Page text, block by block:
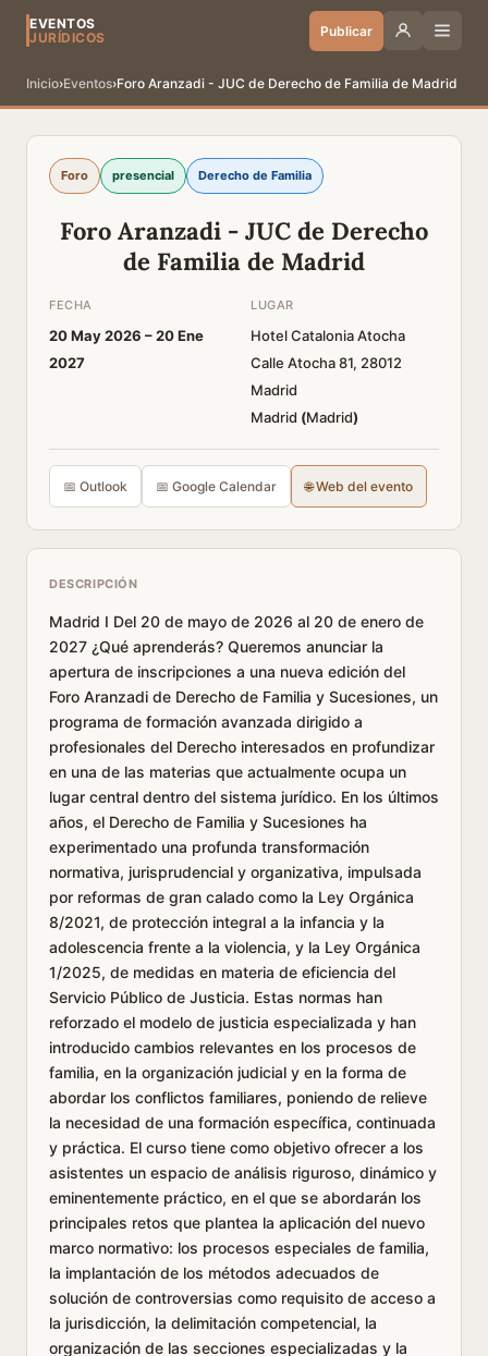
EVENTOS
JURÍDICOS
Publicar
Inicio›Eventos›Foro Aranzadi - JUC de Derecho de Familia de Madrid
Foro presencial Derecho de Familia
Foro Aranzadi - JUC de Derecho
de Familia de Madrid
FECHA
20 May 2026 –20 Ene
2027
LUGAR
Hotel Catalonia Atocha
Calle Atocha 81, 28012
Madrid
Madrid (Madrid)
📅 Outlook 📅 Google Calendar 🌐 Web del evento
DESCRIPCIÓN
Madrid I Del 20 de mayo de 2026 al 20 de enero de
2027 ¿Qué aprenderás? Queremos anunciar la
apertura de inscripciones a una nueva edición del
Foro Aranzadi de Derecho de Familia y Sucesiones, un
programa de formación avanzada dirigido a
profesionales del Derecho interesados en profundizar
en una de las materias que actualmente ocupa un
lugar central dentro del sistema jurídico. En los últimos
años, el Derecho de Familia y Sucesiones ha
experimentado una profunda transformación
normativa, jurisprudencial y organizativa, impulsada
por reformas de gran calado como la Ley Orgánica
8/2021, de protección integral a la infancia y la
adolescencia frente a la violencia, y la Ley Orgánica
1/2025, de medidas en materia de eficiencia del
Servicio Público de Justicia. Estas normas han
reforzado el modelo de justicia especializada y han
introducido cambios relevantes en los procesos de
familia, en la organización judicial y en la forma de
abordar los conflictos familiares, poniendo de relieve
la necesidad de una formación específica, continuada
y práctica. El curso tiene como objetivo ofrecer a los
asistentes un espacio de análisis riguroso, dinámico y
eminentemente práctico, en el que se abordarán los
principales retos que plantea la aplicación del nuevo
marco normativo: los procesos especiales de familia,
la implantación de los métodos adecuados de
solución de controversias como requisito de acceso a
la jurisdicción, la delimitación competencial, la
organización de las secciones especializadas y la